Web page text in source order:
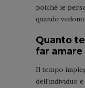
poiché le
quando
Quanto
far amare
Il tempo
dell'individuo